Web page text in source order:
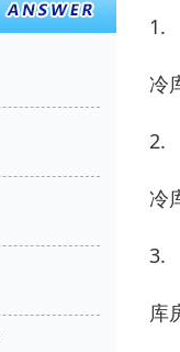
1.
冷
2.
冷
3.
库